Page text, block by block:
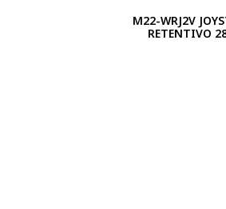
M22-WRJ2V
RETENTIVO